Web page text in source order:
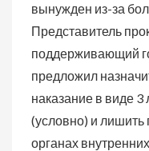
вынужден из-за
Представитель
поддерживающий
предложил
наказание в виде
(условно) и лишить
органах